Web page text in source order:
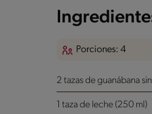
Porciones: 4
2 tazas de guanábana
1 taza de leche (250 ml)